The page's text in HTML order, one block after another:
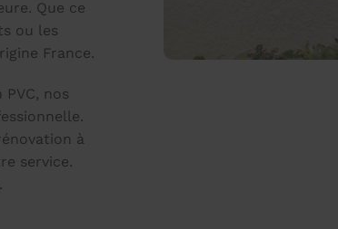
Que ce
ou les
France.
nos
à
service.